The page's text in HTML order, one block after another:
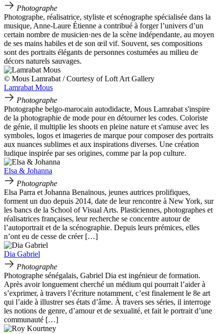
Photographe
Photographe, réalisatrice, styliste et scénographe spécialisée dans la
musique, Anne-Laure Étienne a contribué à forger l’univers d’un
certain nombre de musicien·nes de la scène indépendante, au moyen
de ses mains habiles et de son œil vif. Souvent, ses compositions
sont des portraits élégants de personnes costumées au milieu de
décors naturels sauvages.
© Mous Lamrabat / Courtesy of Loft Art Gallery
Lamrabat Mous
Photographe
Photographe belgo-marocain autodidacte, Mous Lamrabat s'inspire
de la photographie de mode pour en détourner les codes. Coloriste
de génie, il multiplie les shoots en pleine nature et s'amuse avec les
symboles, logos et imageries de marque pour composer des portraits
aux nuances sublimes et aux inspirations diverses. Une création
ludique inspirée par ses origines, comme par la pop culture.
Elsa & Johanna
Photographe
Elsa Parra et Johanna Benaïnous, jeunes autrices prolifiques,
forment un duo depuis 2014, date de leur rencontre à New York, sur
les bancs de la School of Visual Arts. Plasticiennes, photographes et
réalisatrices françaises, leur recherche se concentre autour de
l’autoportrait et de la scénographie. Depuis leurs prémices, elles
n’ont eu de cesse de créer […]
Dia Gabriel
Photographe
Photographe sénégalais, Gabriel Dia est ingénieur de formation.
Après avoir longuement cherché un médium qui pourrait l’aider à
s’exprimer, à travers l’écriture notamment, c’est finalement le 8e art
qui l’aide à illustrer ses états d’âme. À travers ses séries, il interroge
les notions de genre, d’amour et de sexualité, et fait le portrait d’une
communauté […]